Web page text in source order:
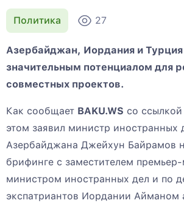
Политика 27
Азербайджан, Иордания и
значительным потенциалом для
совместных проектов.
Как сообщает BAKU.WS со
этом заявил министр иностранных
Азербайджана Джейхун Байрамов
брифинге с заместителем
министром иностранных дел и по
экспатриантов Иордании Айманом